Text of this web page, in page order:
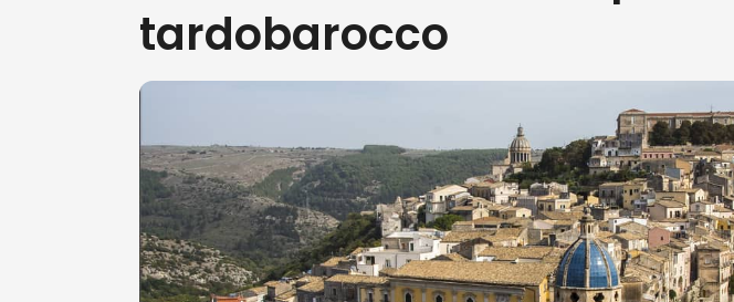
tardobarocco